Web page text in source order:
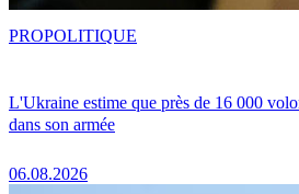
L'Ukraine estime que près de 16 000
dans son armée
06.08.2026
PROPOLITIQUE